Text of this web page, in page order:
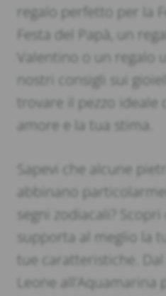
regalo perfetto per la
Festa del Papà, un
Valentino o un regalo
nostri consigli sui
trovare il pezzo ideale
amore e la tua stima.
Sapevi che alcune
abbinano
segni zodiacali?
supporta al meglio la
tue caratteristiche.
Leone all’Aquamarina